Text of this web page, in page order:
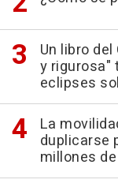
Un libro
y rigurosa"
eclipses
La
duplicarse
millones